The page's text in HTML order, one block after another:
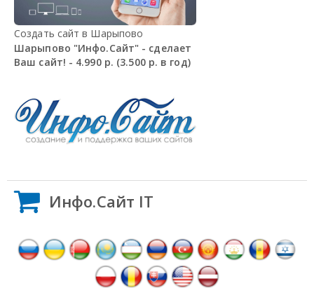
Создать сайт в Шарыпово
Шарыпово "Инфо.Сайт" - сделает
Ваш сайт! - 4.990 р. (3.500 р. в год)
Инфо.Сайт IT